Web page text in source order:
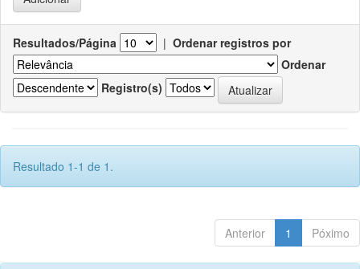
Resultados/Página | Ordenar registros por
Ordenar
Registro(s)
Resultado 1-1 de 1.
Anterior 1 Póximo